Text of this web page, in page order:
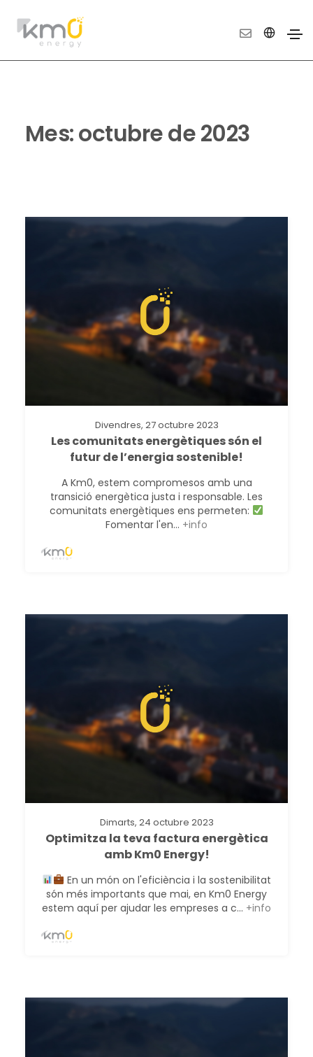
Mes:octubre de 2023
Divendres, 27 octubre 2023
Les comunitats energètiques són el
futur de l’energia sostenible!
A Km0, estem compromesos amb una
transició energètica justa i responsable. Les
comunitats energètiques ens permeten:
Fomentar l'en... +info
Dimarts, 24 octubre 2023
Optimitza la teva factura energètica
amb Km0 Energy!
En un món on l'eficiència i la sostenibilitat
són més importants que mai, en Km0 Energy
estem aquí per ajudar les empreses a c... +info